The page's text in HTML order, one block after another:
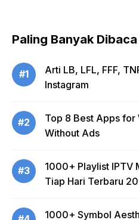
Paling Banyak Dibaca
#1
Arti LB, LFL, FFF,
Instagram
#2
Top 8 Best Apps for
Without Ads
#3
1000+ Playlist IPTV
Tiap Hari Terbaru
1000+ Symbol